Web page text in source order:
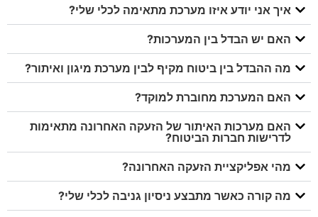
איך אני יודע איזו מערכת מתאימה לכלי שלי?
האם יש הבדל בין המערכות?
מה ההבדל בין ביטוח מקיף לבין מערכת מיגון ואיתור?
האם המערכת מחוברת למוקד?
האם מערכות האיתור של הזעקה האחרונה מתאימות
לדרישות חברות הביטוח?
מהי אפליקציית הזעקה האחרונה?
מה קורה כאשר מתבצע ניסיון גניבה לכלי שלי?